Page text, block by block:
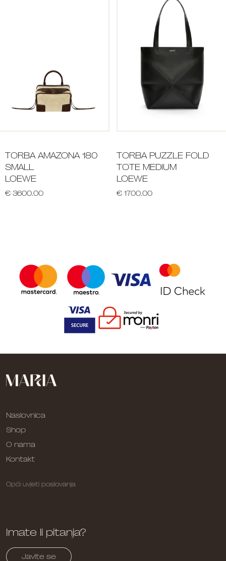
TORBA AMAZONA 180
SMALL
LOEWE
€ 3600.00
TORBA PUZZLE FOLD
TOTE MEDIUM
LOEWE
€ 1700.00
Naslovnica
Shop
O nama
Kontakt
Opći uvjeti poslovanja
Imate li pitanja?
Javite se